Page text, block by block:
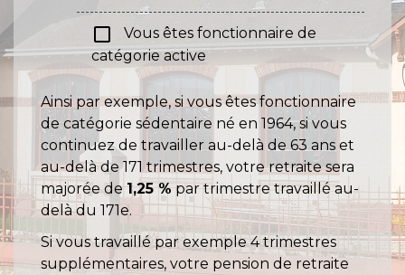
check_box_outline_blank
Vous êtes fonctionnaire de
catégorie active
Ainsi par exemple, si vous êtes fonctionnaire
de catégorie sédentaire né en 1964, si vous
continuez de travailler au-delà de 63 ans et
au-delà de 171 trimestres, votre retraite sera
majorée de1,25 %par trimestre travaillé au-
delà du 171e.
Si vous travaillé par exemple 4 trimestres
supplémentaires, votre pension de retraite